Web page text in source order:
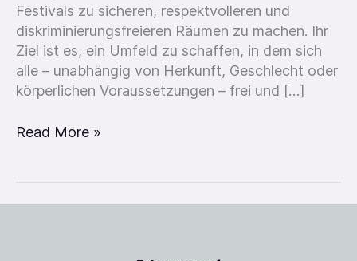
Festivals zu sicheren, respektvolleren und
diskriminierungsfreieren Räumen zu machen. Ihr
Ziel ist es, ein Umfeld zu schaffen, in dem sich
alle – unabhängig von Herkunft, Geschlecht oder
körperlichen Voraussetzungen – frei und […]
Read More »